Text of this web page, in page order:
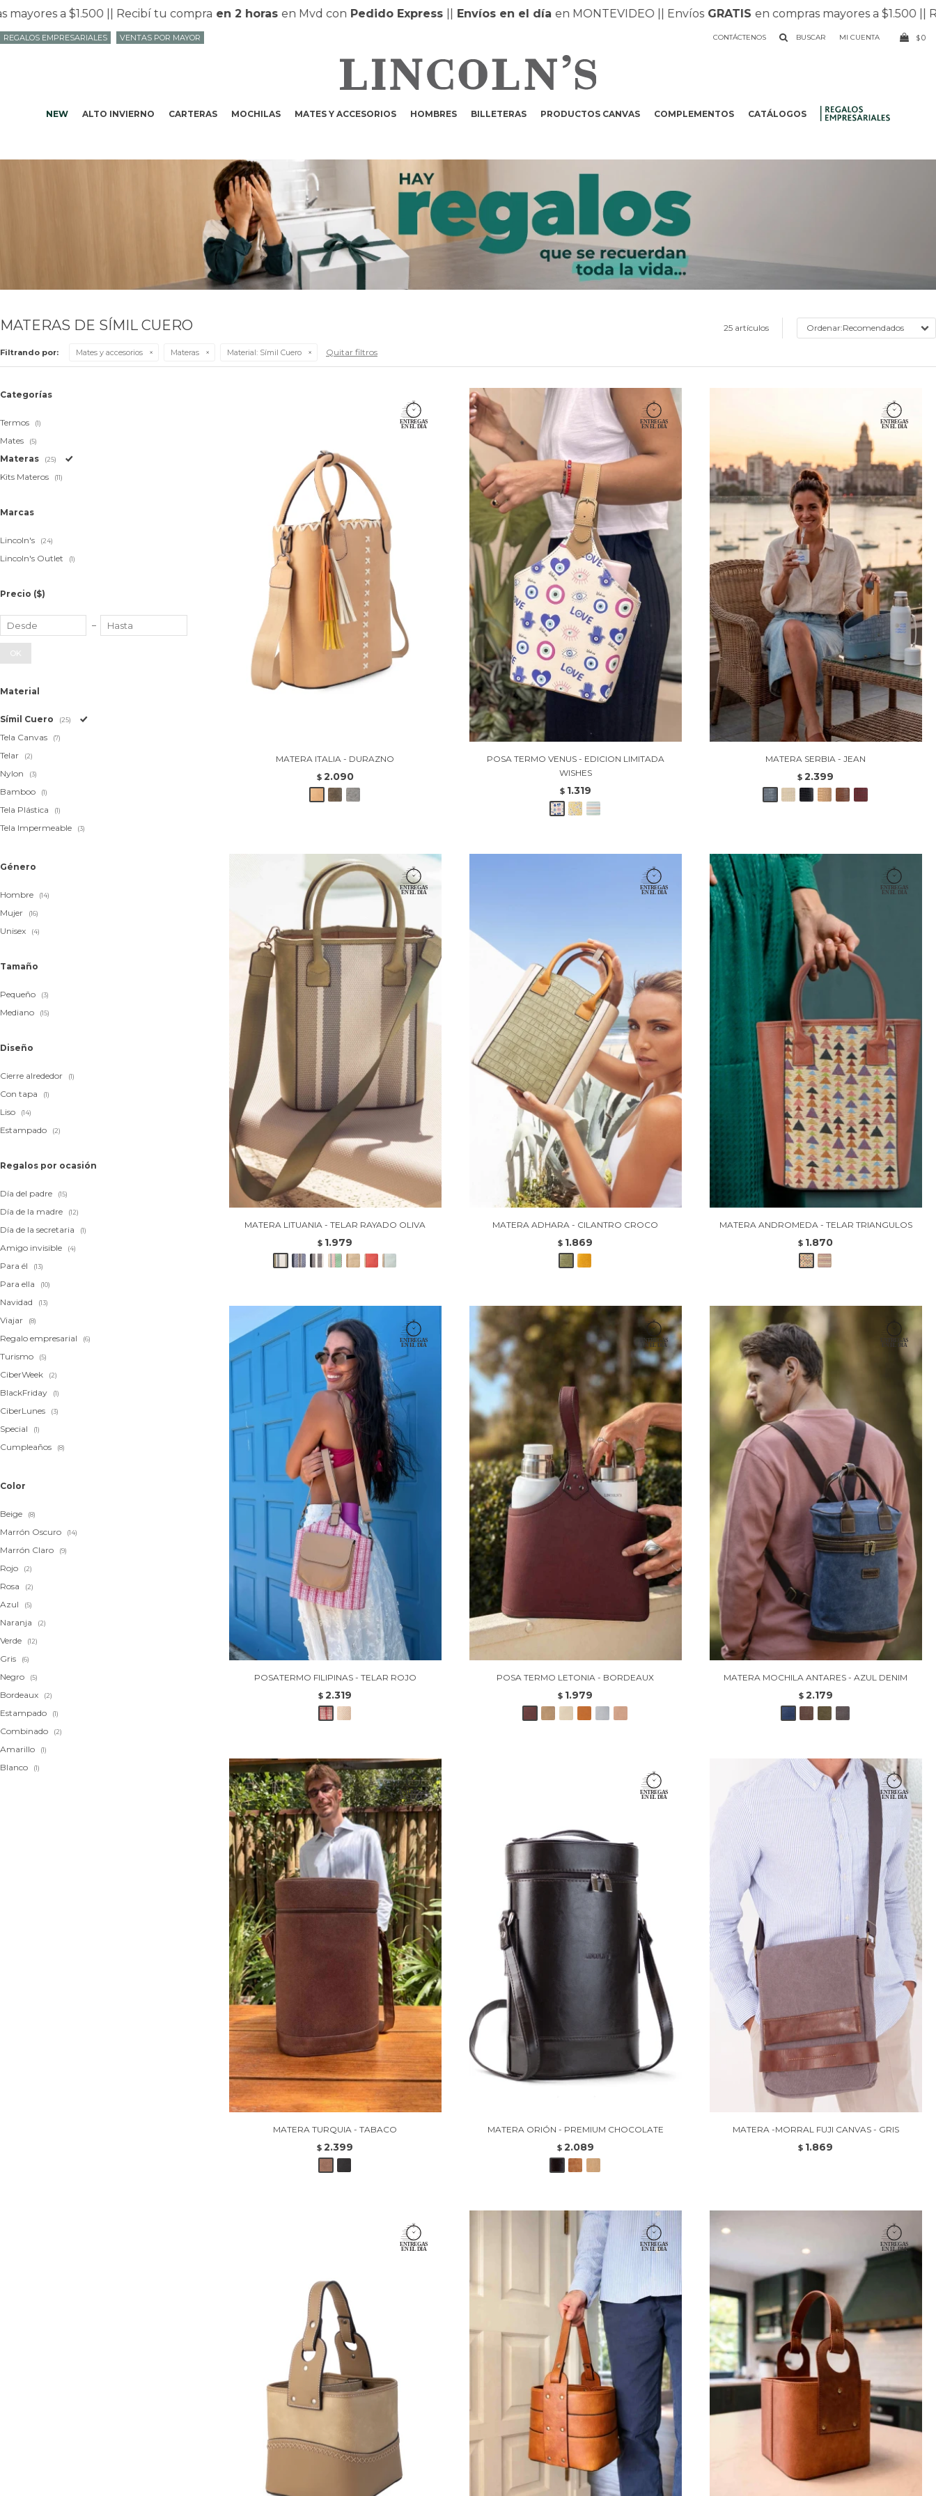
a $1.500 || Recibí tu compraen 2 horas en Mvd conPedido Express||Envíos en el día en MONTEVIDEO || Envíos GRATISen compras mayores a $1.500 || Recibí
NEW ALTO INVIERNO CARTERAS MOCHILAS MATES Y ACCESORIOS HOMBRES BILLETERAS PRODUCTOS CANVAS COMPLEMENTOS CATÁLOGOS
CONTÁCTENOS $0
REGALOS EMPRESARIALES VENTAS POR MAYOR
MATERAS DE SÍMIL CUERO 25 artículos Recomendados
Filtrando por: Mates y accesorios Materas Material: Símil Cuero Quitar filtros
MATERA ITALIA - DURAZNO
$ 2.090
POSA TERMO VENUS - EDICION LIMITADA
WISHES
$ 1.319
MATERA SERBIA - JEAN
$ 2.399
MATERA LITUANIA - TELAR RAYADO OLIVA
$ 1.979
MATERA ADHARA - CILANTRO CROCO
$ 1.869
MATERA ANDROMEDA - TELAR TRIANGULOS
$ 1.870
POSATERMO FILIPINAS - TELAR ROJO
$ 2.319
POSA TERMO LETONIA - BORDEAUX
$ 1.979
MATERA MOCHILA ANTARES - AZUL DENIM
$ 2.179
MATERA TURQUIA - TABACO
$ 2.399
MATERA ORIÓN - PREMIUM CHOCOLATE
$ 2.089
MATERA -MORRAL FUJI CANVAS - GRIS
$ 1.869
Categorías
Termos (1)
Mates (5)
Materas (25)
Kits Materos (11)
Marcas
Lincoln's (24)
Lincoln's Outlet (1)
Precio ($)
OK
Material
Símil Cuero (25)
Tela Canvas (7)
Telar (2)
Nylon (3)
Bamboo (1)
Tela Plástica (1)
Tela Impermeable (3)
Género
Hombre (14)
Mujer (16)
Unisex (4)
Tamaño
Pequeño (3)
Mediano (15)
Diseño
Cierre alrededor (1)
Con tapa (1)
Liso (14)
Estampado (2)
Regalos por ocasión
Día del padre (15)
Día de la madre (12)
Día de la secretaria (1)
Amigo invisible (4)
Para él (13)
Para ella (10)
Navidad (13)
Viajar (8)
Regalo empresarial (6)
Turismo (5)
CiberWeek (2)
BlackFriday (1)
CiberLunes (3)
Special (1)
Cumpleaños (8)
Color
Beige (8)
Marrón Oscuro (14)
Marrón Claro (9)
Rojo (2)
Rosa (2)
Azul (5)
Naranja (2)
Verde (12)
Gris (6)
Negro (5)
Bordeaux (2)
Estampado (1)
Combinado (2)
Amarillo (1)
Blanco (1)